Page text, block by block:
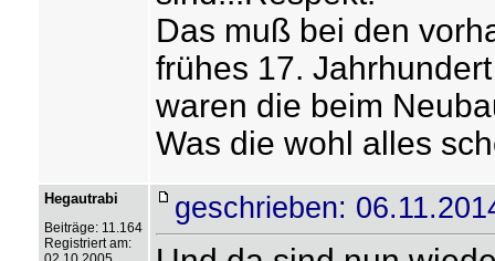
Das muß bei den
frühes 17.
waren die beim
Was die wohl alles
Hegautrabi
Beiträge: 11.164
Registriert am:
geschrieben: